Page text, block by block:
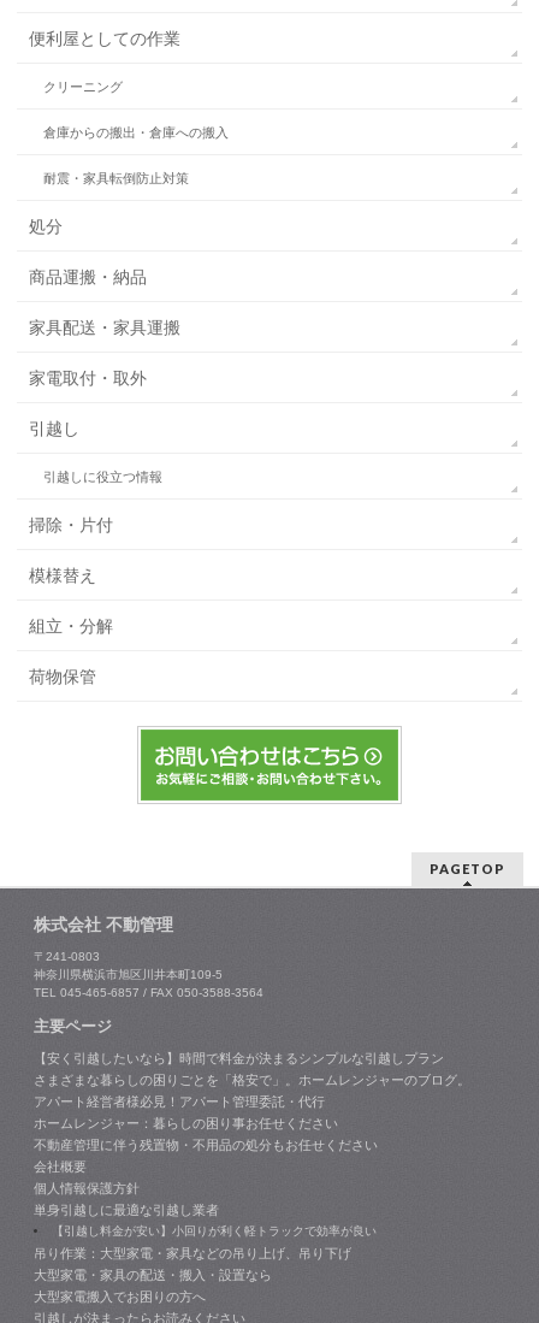
便利屋としての作業
クリーニング
倉庫からの搬出・倉庫への搬入
耐震・家具転倒防止対策
処分
商品運搬・納品
家具配送・家具運搬
家電取付・取外
引越し
引越しに役立つ情報
掃除・片付
模様替え
組立・分解
荷物保管
PAGETOP
株式会社 不動管理
〒241-0803
神奈川県横浜市旭区川井本町109-5
TEL 045-465-6857 / FAX 050-3588-3564
主要ページ
【安く引越したいなら】時間で料金が決まるシンプルな引越しプラン
さまざまな暮らしの困りごとを「格安で」。ホームレンジャーのブログ。
アパート経営者様必見！アパート管理委託・代行
ホームレンジャー：暮らしの困り事お任せください
不動産管理に伴う残置物・不用品の処分もお任せください
会社概要
個人情報保護方針
単身引越しに最適な引越し業者
【引越し料金が安い】小回りが利く軽トラックで効率が良い
吊り作業：大型家電・家具などの吊り上げ、吊り下げ
大型家電・家具の配送・搬入・設置なら
大型家電搬入でお困りの方へ
引越しが決まったらお読みください